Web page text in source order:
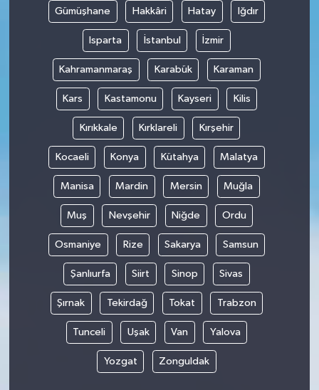
Gümüşhane Hakkâri Hatay Iğdır
Isparta İstanbul İzmir
Kahramanmaraş Karabük Karaman
Kars Kastamonu Kayseri Kilis
Kırıkkale Kırklareli Kırşehir
Kocaeli Konya Kütahya Malatya
Manisa Mardin Mersin Muğla
Muş Nevşehir Niğde Ordu
Osmaniye Rize Sakarya Samsun
Şanlıurfa Siirt Sinop Sivas
Şırnak Tekirdağ Tokat Trabzon
Tunceli Uşak Van Yalova
Yozgat Zonguldak